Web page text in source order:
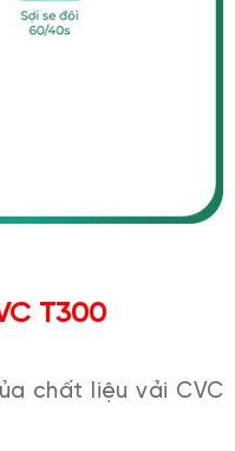
T300
chất liệu vải CVC